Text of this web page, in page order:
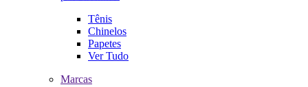
Tênis
Chinelos
Papetes
Ver Tudo
Marcas